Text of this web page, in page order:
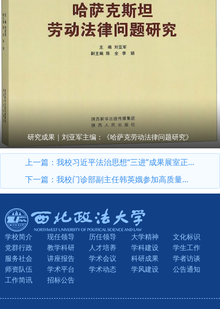
研究成果｜刘亚军主编：《哈萨克劳动法律问题研究》
上一篇： 我校习近平法治思想“三进”成果展室正式投入使用
下一篇： 我校门诊部副主任韩英娥参加高质量职场健康管理先行试点工作（西安）座谈会
学校简介 现任领导 历任领导 大学精神
文化标识
党群行政
教学科研 人才培养 学科建设
学生工作
服务社会
讲座报告 学术会议 科研成果
学者访谈
师资队伍
学术平台 学术动态 学风建设
公告通知
工作简讯
招标公告